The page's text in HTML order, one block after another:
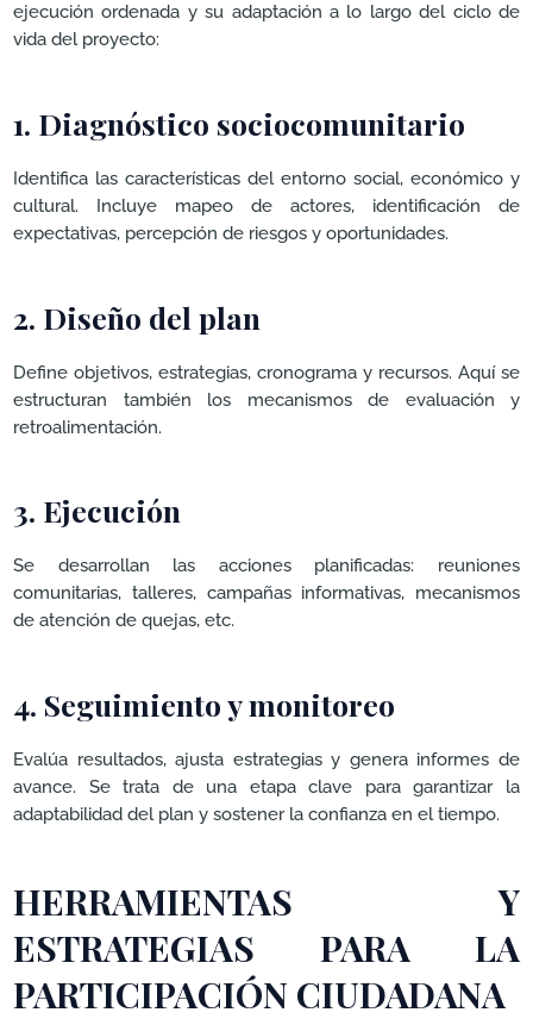
ejecución ordenada y su adaptación a lo largo del ciclo de
vida del proyecto:
1. Diagnóstico sociocomunitario
Identifica las características del entorno social, económico y
cultural. Incluye mapeo de actores, identificación de
expectativas, percepción de riesgos y oportunidades.
2. Diseño del plan
Define objetivos, estrategias, cronograma y recursos. Aquí se
estructuran también los mecanismos de evaluación y
retroalimentación.
3. Ejecución
Se desarrollan las acciones planificadas: reuniones
comunitarias, talleres, campañas informativas, mecanismos
de atención de quejas, etc.
4. Seguimiento y monitoreo
Evalúa resultados, ajusta estrategias y genera informes de
avance. Se trata de una etapa clave para garantizar la
adaptabilidad del plan y sostener la confianza en el tiempo.
HERRAMIENTAS Y
ESTRATEGIAS PARA LA
PARTICIPACIÓN CIUDADANA